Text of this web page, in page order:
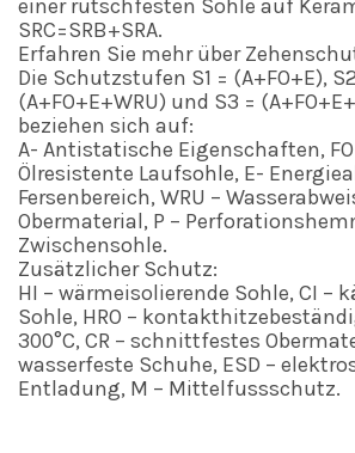
einer rutschfesten Sohle auf
SRC=SRB+SRA.
Erfahren Sie mehr über
Die Schutzstufen S1 = (A+FO+E),
(A+FO+E+WRU) und S3 =
beziehen sich auf:
A- Antistatische Eigenschaften,
Ölresistente Laufsohle, E-
Fersenbereich, WRU –
Obermaterial, P –
Zwischensohle.
Zusätzlicher Schutz:
HI – wärmeisolierende Sohle, CI –
Sohle, HRO –
300°C, CR – schnittfestes
wasserfeste Schuhe, ESD –
Entladung, M – Mittelfussschutz.